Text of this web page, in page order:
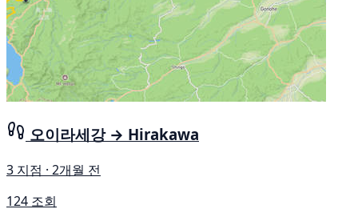
오이라세강 → Hirakawa
3 지점 · 2개월 전
124 조회